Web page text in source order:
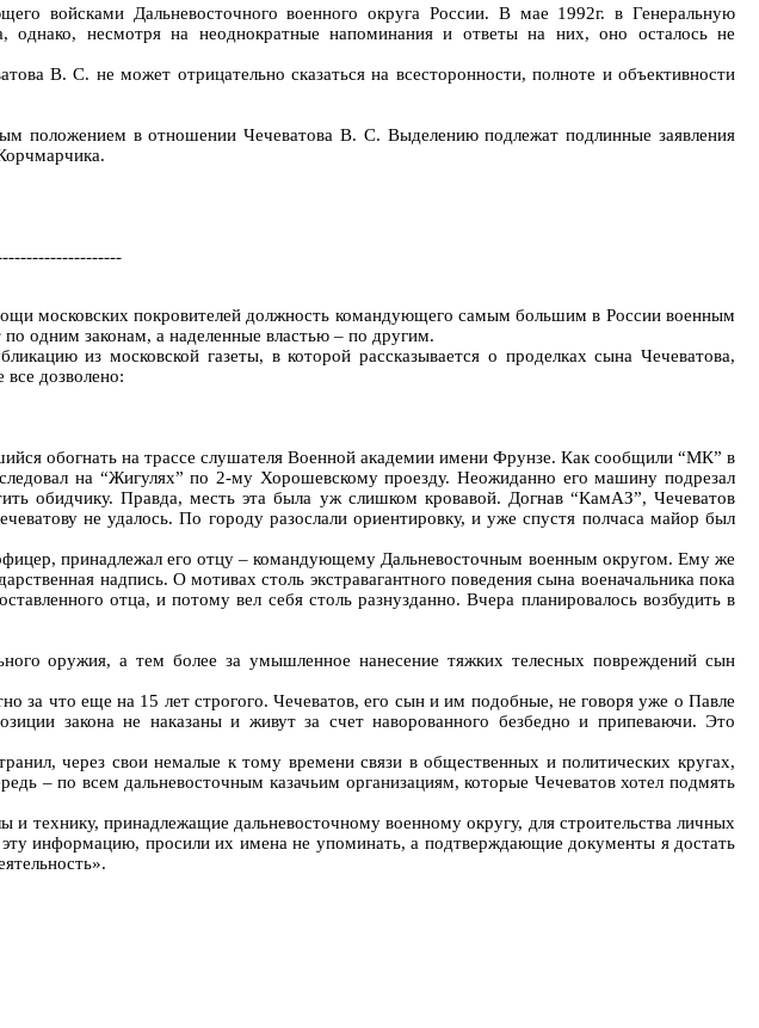
войсками Дальневосточного военного округа России. В мае 1992г. в Генеральную
однако, несмотря на неоднократные напоминания и ответы на них, оно осталось не
В. С. не может отрицательно сказаться на всесторонности, полноте и объективности
положением в отношении Чечеватова В. С. Выделению подлежат подлинные заявления
московских покровителей должность командующего самым большим в России военным
одним законам, а наделенные властью – по другим.
из московской газеты, в которой рассказывается о проделках сына Чечеватова,
дозволено:
обогнать на трассе слушателя Военной академии имени Фрунзе. Как сообщили “МК” в
на “Жигулях” по 2-му Хорошевскому проезду. Неожиданно его машину подрезал
обидчику. Правда, месть эта была уж слишком кровавой. Догнав “КамАЗ”, Чечеватов
не удалось. По городу разослали ориентировку, и уже спустя полчаса майор был
принадлежал его отцу – командующему Дальневосточным военным округом. Ему же
надпись. О мотивах столь экстравагантного поведения сына военачальника пока
отца, и потому вел себя столь разнузданно. Вчера планировалось возбудить в
оружия, а тем более за умышленное нанесение тяжких телесных повреждений сын
за что еще на 15 лет строгого. Чечеватов, его сын и им подобные, не говоря уже о Павле
закона не наказаны и живут за счет наворованного безбедно и припеваючи. Это
через свои немалые к тому времени связи в общественных и политических кругах,
– по всем дальневосточным казачьим организациям, которые Чечеватов хотел подмять
технику, принадлежащие дальневосточному военному округу, для строительства личных
информацию, просили их имена не упоминать, а подтверждающие документы я достать